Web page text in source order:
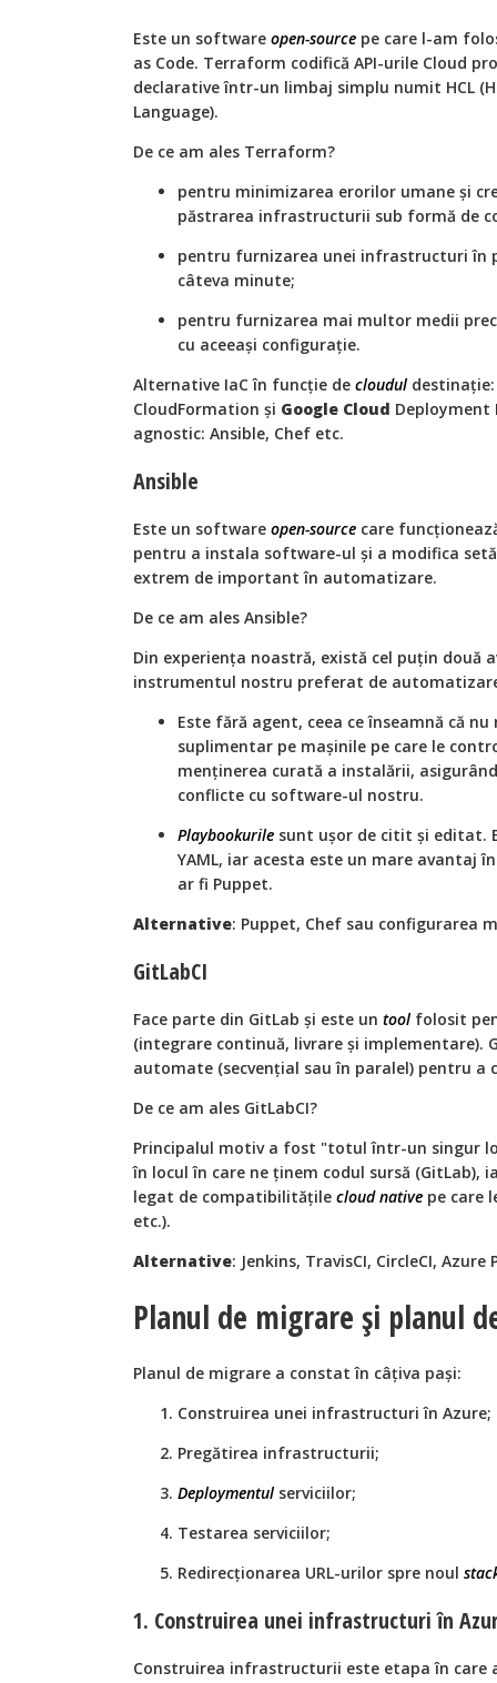
Este un software open-source pe care l-am
as Code. Terraform codifică API-urile Cloud
declarative într-un limbaj simplu numit HCL
Language).
De ce am ales Terraform?
pentru minimizarea erorilor umane și
păstrarea infrastructurii sub formă de
pentru furnizarea unei infrastructuri în
câteva minute;
pentru furnizarea mai multor medii
cu aceeași configurație.
Alternative IaC în funcție de cloudul
CloudFormation și Google Cloud
agnostic: Ansible, Chef etc.
Ansible
Este un software open-source care
pentru a instala software-ul și a modifica
extrem de important în automatizare.
De ce am ales Ansible?
Din experiența noastră, există cel puțin două
instrumentul nostru preferat de
Este fără agent, ceea ce înseamnă că
suplimentar pe mașinile pe care le
menținerea curată a instalării,
conflicte cu software-ul nostru.
Playbookurile sunt ușor de citit și editat.
YAML, iar acesta este un mare avantaj
ar fi Puppet.
Alternative: Puppet, Chef sau configurarea
GitLabCI
Face parte din GitLab și este un tool folosit
(integrare continuă, livrare și implementare).
automate (secvențial sau în paralel) pentru
De ce am ales GitLabCI?
Principalul motiv a fost "totul într-un singur
în locul în care ne ținem codul sursă (GitLab),
legat de compatibilitățile cloud native pe care
etc.).
Alternative: Jenkins, TravisCI, CircleCI, Azure
Planul de migrare și planul
Planul de migrare a constat în câțiva pași:
Construirea unei infrastructuri în Azure;
Pregătirea infrastructurii;
Deploymentul serviciilor;
Testarea serviciilor;
Redirecționarea URL-urilor spre noul
1. Construirea unei infrastructuri în
Construirea infrastructurii este etapa în care